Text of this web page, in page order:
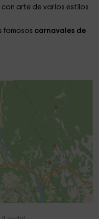
arte de varios estilos
famosos carnavales de